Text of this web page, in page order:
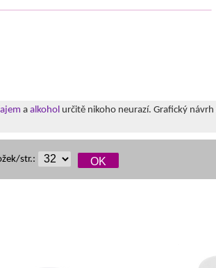
a alkohol určitě nikoho neurazí. Grafický
str.: